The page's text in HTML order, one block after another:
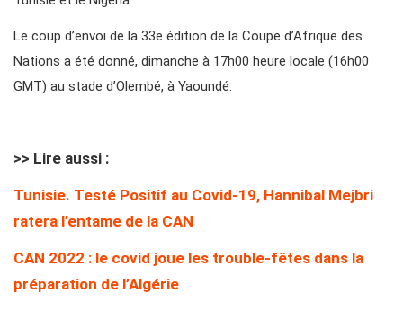
Le coup d’envoi de la 33e édition de la Coupe d’Afrique des
Nations a été donné, dimanche à 17h00 heure locale (16h00
GMT) au stade d’Olembé, à Yaoundé.
>> Lire aussi :
Tunisie. Testé Positif au Covid-19, Hannibal Mejbri
ratera l’entame de la CAN
CAN 2022 : le covid joue les trouble-fêtes dans la
préparation de l’Algérie